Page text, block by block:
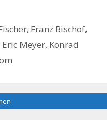
, Franz Bischof,
Eric Meyer, Konrad